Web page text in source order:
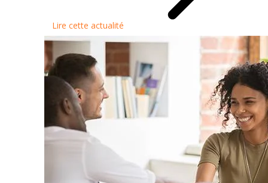
Lire cette actualité